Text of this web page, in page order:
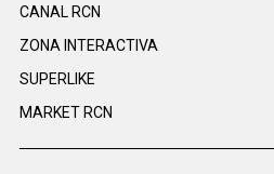
CANAL RCN
ZONA INTERACTIVA
SUPERLIKE
MARKET RCN